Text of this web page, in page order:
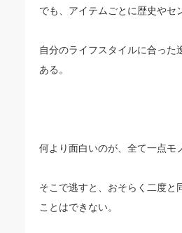
でも、アイテムごとに歴史やセ
自分のライフスタイルに合った
ある。
何より面白いのが、全て一点モ
そこで逃すと、おそらく二度と
ことはできない。